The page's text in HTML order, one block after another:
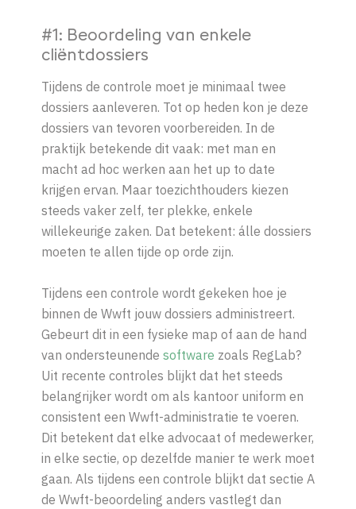
#1: Beoordeling van enkele
cliëntdossiers
Tijdens de controle moet je minimaal twee
dossiers aanleveren. Tot op heden kon je deze
dossiers van tevoren voorbereiden. In de
praktijk betekende dit vaak: met man en
macht ad hoc werken aan het up to date
krijgen ervan. Maar toezichthouders kiezen
steeds vaker zelf, ter plekke, enkele
willekeurige zaken. Dat betekent: álle dossiers
moeten te allen tijde op orde zijn.
Tijdens een controle wordt gekeken hoe je
binnen de Wwft jouw dossiers administreert.
Gebeurt dit in een fysieke map of aan de hand
van ondersteunende software zoals RegLab?
Uit recente controles blijkt dat het steeds
belangrijker wordt om als kantoor uniform en
consistent een Wwft-administratie te voeren.
Dit betekent dat elke advocaat of medewerker,
in elke sectie, op dezelfde manier te werk moet
gaan. Als tijdens een controle blijkt dat sectie A
de Wwft- beoordeling anders vastlegt dan